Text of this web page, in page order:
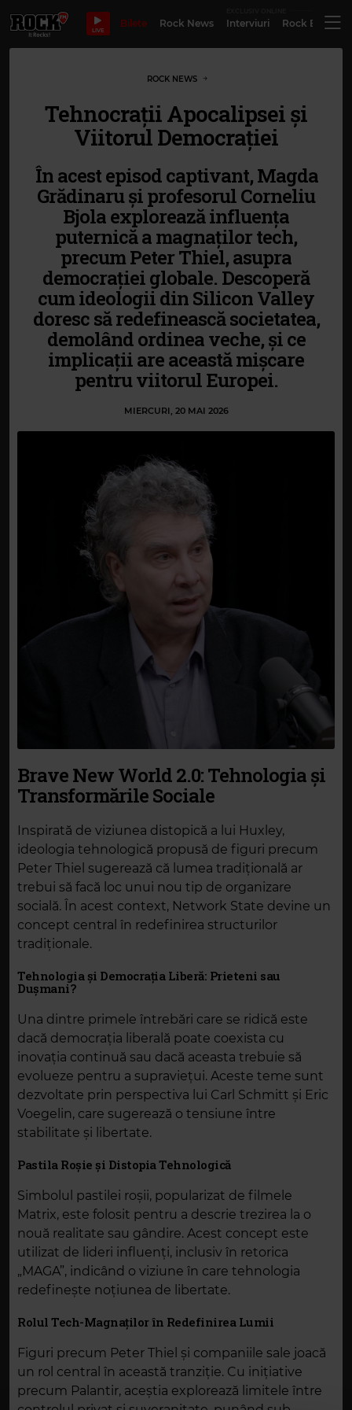
LIVE
Bilete Rock News Interviuri Rock
ROCK NEWS
Tehnocrații Apocalipsei și
Viitorul Democrației
În acest episod captivant, Magda
Grădinaru și profesorul Corneliu
Bjola explorează influența
puternică a magnaților tech,
precum Peter Thiel, asupra
democrației globale. Descoperă
cum ideologii din Silicon Valley
doresc să redefinească societatea,
demolând ordinea veche, și ce
implicații are această mișcare
pentru viitorul Europei.
MIERCURI, 20 MAI 2026
Brave New World 2.0: Tehnologia și
Transformările Sociale
Inspirată de viziunea distopică a lui Huxley,
ideologia tehnologică propusă de figuri precum
Peter Thiel sugerează că lumea tradițională ar
trebui să facă loc unui nou tip de organizare
socială. În acest context, Network State devine un
concept central în redefinirea structurilor
tradiționale.
Tehnologia și Democrația Liberă: Prieteni sau
Dușmani?
Una dintre primele întrebări care se ridică este
dacă democrația liberală poate coexista cu
inovația continuă sau dacă aceasta trebuie să
evolueze pentru a supraviețui. Aceste teme sunt
dezvoltate prin perspectiva lui Carl Schmitt și Eric
Voegelin, care sugerează o tensiune între
stabilitate și libertate.
Pastila Roșie și Distopia Tehnologică
Simbolul pastilei roșii, popularizat de filmele
Matrix, este folosit pentru a descrie trezirea la o
nouă realitate sau gândire. Acest concept este
utilizat de lideri influenți, inclusiv în retorica
„MAGA”, indicând o viziune în care tehnologia
redefinește noțiunea de libertate.
Rolul Tech-Magnaților în Redefinirea Lumii
Figuri precum Peter Thiel și companiile sale joacă
un rol central în această tranziție. Cu inițiative
precum Palantir, aceștia explorează limitele între